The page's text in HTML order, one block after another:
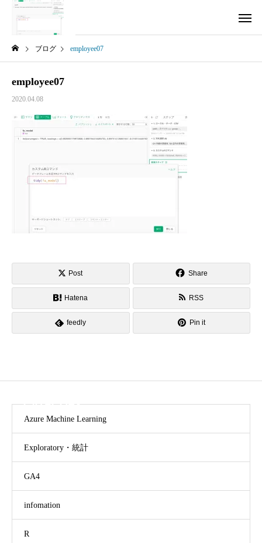
ブログ employee07
employee07
2020.04.08
Post Share
Hatena RSS
feedly Pin it
CATEGORY
Azure Machine Learning
Exploratory・統計
GA4
infomation
R